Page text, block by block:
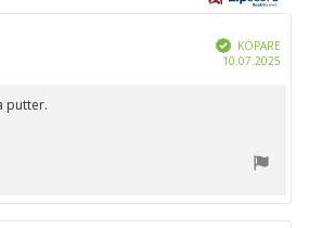
Bekräftad
KÖPARE
10.07.2025
putter.